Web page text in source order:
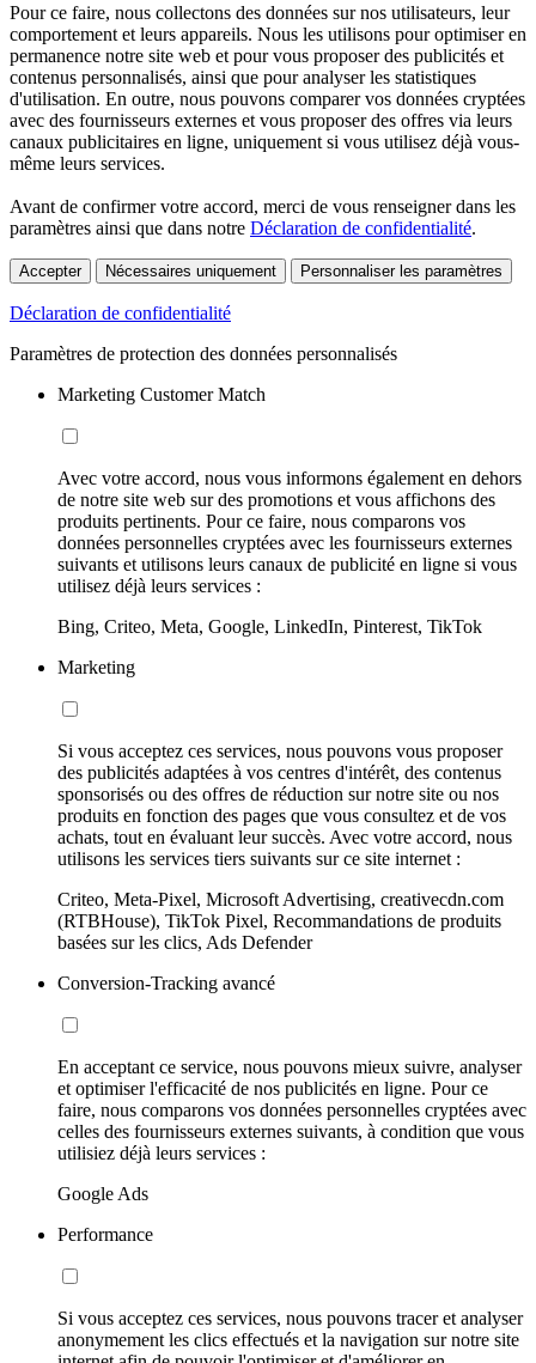
Pour ce faire, nous collectons des données sur nos utilisateurs, leur
comportement et leurs appareils. Nous les utilisons pour optimiser en
permanence notre site web et pour vous proposer des publicités et
contenus personnalisés, ainsi que pour analyser les statistiques
d'utilisation. En outre, nous pouvons comparer vos données cryptées
avec des fournisseurs externes et vous proposer des offres via leurs
canaux publicitaires en ligne, uniquement si vous utilisez déjà vous-
même leurs services.
Avant de confirmer votre accord, merci de vous renseigner dans les
paramètres ainsi que dans notre Déclaration de confidentialité.
Accepter Nécessaires uniquement Personnaliser les paramètres
Déclaration de confidentialité
Paramètres de protection des données personnalisés
Marketing Customer Match
Avec votre accord, nous vous informons également en dehors
de notre site web sur des promotions et vous affichons des
produits pertinents. Pour ce faire, nous comparons vos
données personnelles cryptées avec les fournisseurs externes
suivants et utilisons leurs canaux de publicité en ligne si vous
utilisez déjà leurs services :
Bing, Criteo, Meta, Google, LinkedIn, Pinterest, TikTok
Marketing
Si vous acceptez ces services, nous pouvons vous proposer
des publicités adaptées à vos centres d'intérêt, des contenus
sponsorisés ou des offres de réduction sur notre site ou nos
produits en fonction des pages que vous consultez et de vos
achats, tout en évaluant leur succès. Avec votre accord, nous
utilisons les services tiers suivants sur ce site internet :
Criteo, Meta-Pixel, Microsoft Advertising, creativecdn.com
(RTBHouse), TikTok Pixel, Recommandations de produits
basées sur les clics, Ads Defender
Conversion-Tracking avancé
En acceptant ce service, nous pouvons mieux suivre, analyser
et optimiser l'efficacité de nos publicités en ligne. Pour ce
faire, nous comparons vos données personnelles cryptées avec
celles des fournisseurs externes suivants, à condition que vous
utilisiez déjà leurs services :
Google Ads
Performance
Si vous acceptez ces services, nous pouvons tracer et analyser
anonymement les clics effectués et la navigation sur notre site